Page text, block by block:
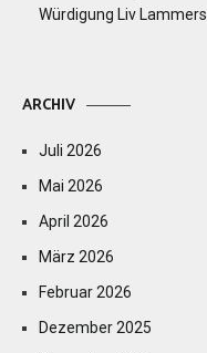
Würdigung Liv Lammers
ARCHIV
Juli 2026
Mai 2026
April 2026
März 2026
Februar 2026
Dezember 2025